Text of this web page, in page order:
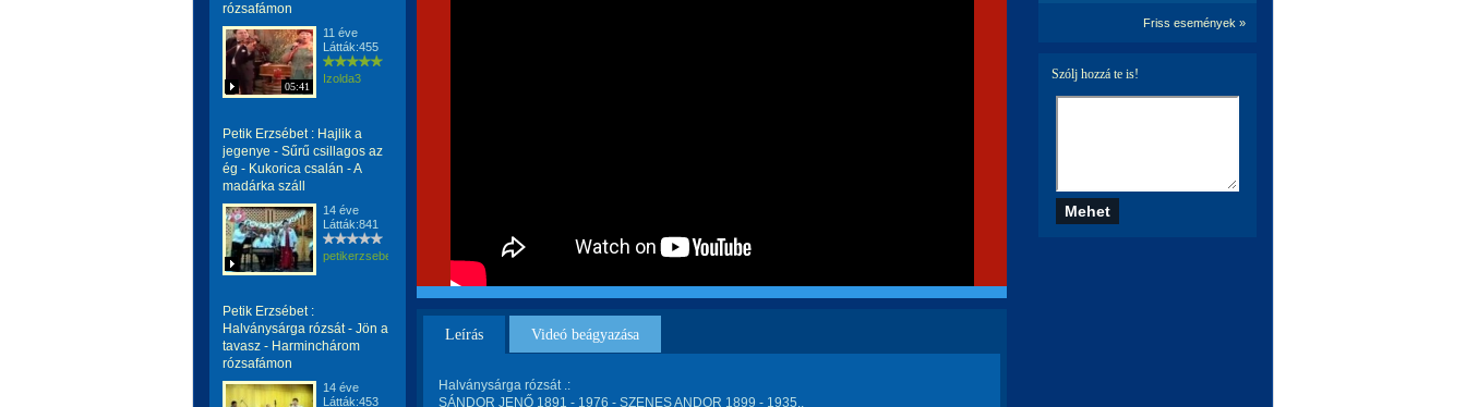
rózsafámon
05:41
11 éve
Látták:455
Izolda3
Petik Erzsébet : Hajlik a
jegenye - Sűrű csillagos az
ég - Kukorica csalán - A
madárka száll
14 éve
Látták:841
petikerzsebet
Petik Erzsébet :
Halványsárga rózsát - Jön a
tavasz - Harminchárom
rózsafámon
14 éve
Látták:453
Leírás Videó beágyazása
Halványsárga rózsát .:
SÁNDOR JENŐ 1891 - 1976 - SZENES ANDOR 1899 - 1935..
Friss események »
Szólj hozzá te is!